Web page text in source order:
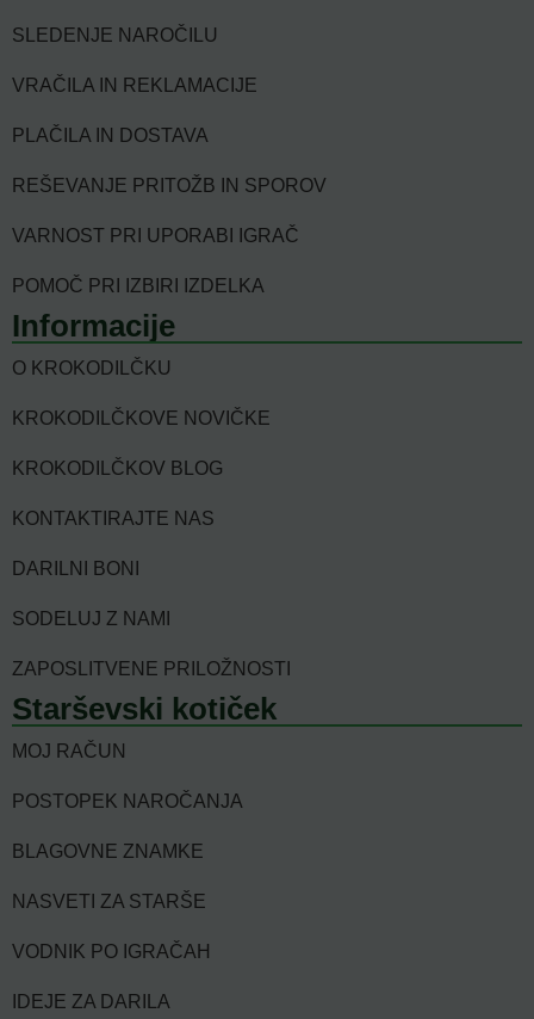
SLEDENJE NAROČILU
VRAČILA IN REKLAMACIJE
PLAČILA IN DOSTAVA
REŠEVANJE PRITOŽB IN SPOROV
VARNOST PRI UPORABI IGRAČ
POMOČ PRI IZBIRI IZDELKA
Informacije
O KROKODILČKU
KROKODILČKOVE NOVIČKE
KROKODILČKOV BLOG
KONTAKTIRAJTE NAS
DARILNI BONI
SODELUJ Z NAMI
ZAPOSLITVENE PRILOŽNOSTI
Starševski kotiček
MOJ RAČUN
POSTOPEK NAROČANJA
BLAGOVNE ZNAMKE
NASVETI ZA STARŠE
VODNIK PO IGRAČAH
IDEJE ZA DARILA